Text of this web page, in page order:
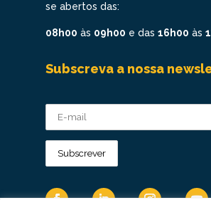
se abertos das:
08h00 às 09h00 e das 16h00 às
Subscreva a nossa